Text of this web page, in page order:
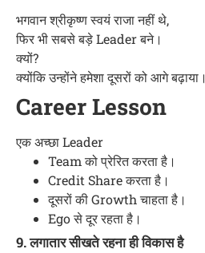
भगवान श्रीकृष्ण स्वयं राजा नहीं थे,
फिर भी सबसे बड़े Leader बने।
क्यों?
क्योंकि उन्होंने हमेशा दूसरों को आगे बढ़ाया।
Career Lesson
एक अच्छा Leader
Team को प्रेरित करता है।
Credit Share करता है।
दूसरों की Growth चाहता है।
Ego से दूर रहता है।
9. लगातार सीखते रहना ही विकास है